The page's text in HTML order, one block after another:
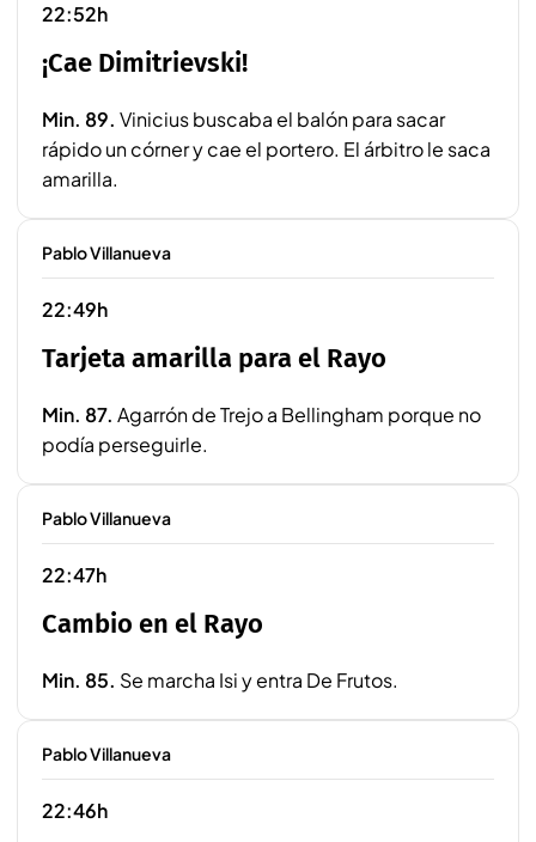
22:52h
¡Cae Dimitrievski!
Min. 89. Vinicius buscaba el balón para sacar
rápido un córner y cae el portero. El árbitro le saca
amarilla.
Pablo Villanueva
22:49h
Tarjeta amarilla para el Rayo
Min. 87. Agarrón de Trejo a Bellingham porque no
podía perseguirle.
Pablo Villanueva
22:47h
Cambio en el Rayo
Min. 85. Se marcha Isi y entra De Frutos.
Pablo Villanueva
22:46h